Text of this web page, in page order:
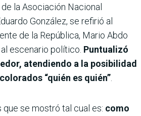
la Asociación Nacional
González, se refirió al
de la República, Mario Abdo
escenario político. Puntualizó
atendiendo a la posibilidad
“quién es quién”
que se mostró tal cual es: como